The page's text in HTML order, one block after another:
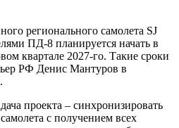
регионального самолета SJ
ПД-8 планируется начать в
квартале 2027-го. Такие сроки
РФ Денис Мантуров в
проекта – синхронизировать
с получением всех